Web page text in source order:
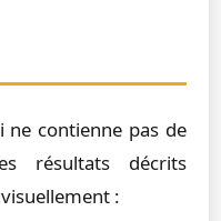
ne contienne pas de
résultats décrits
: